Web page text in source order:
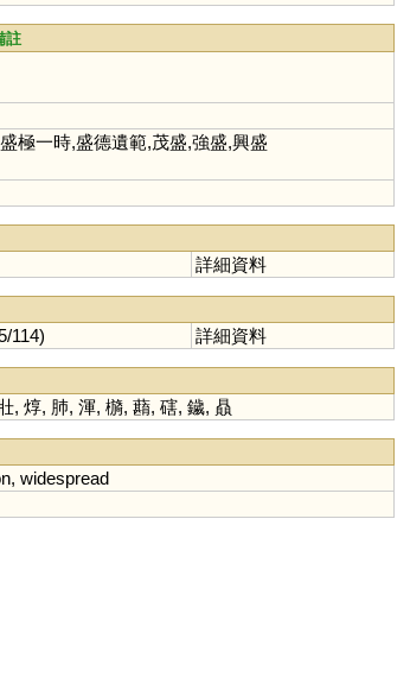
註
極一時,盛德遺範,茂盛,強盛,興盛
詳細資料
114) 詳細資料
, 焞, 肺, 渾, 檹, 蘛, 磍, 鐬, 贔
, widespread